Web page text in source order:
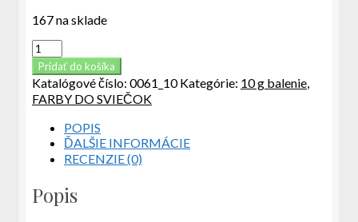
167 na sklade
množstvo
BROWN
-
farba
do
sviečok,
Pridať do košíka
Katalógové číslo: 0061_10 Kategórie: 10 g balenie,
FARBY DO SVIEČOK
POPIS
ĎALŠIE INFORMÁCIE
RECENZIE (0)
Popis